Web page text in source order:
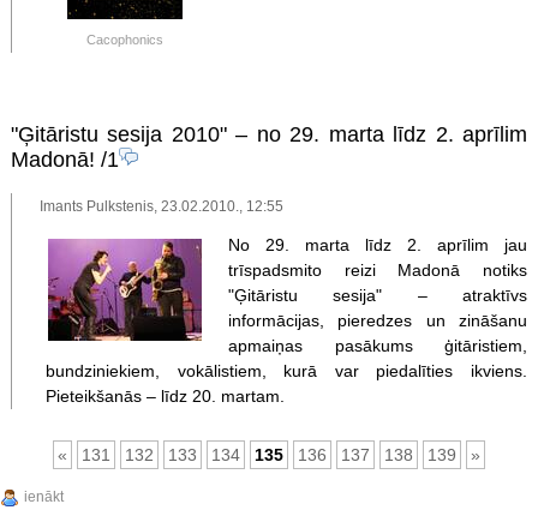
Cacophonics
"Ģitāristu sesija 2010" – no 29. marta līdz 2. aprīlim
Madonā! /1
Imants Pulkstenis, 23.02.2010., 12:55
No 29. marta līdz 2. aprīlim jau
trīspadsmito reizi Madonā notiks
"Ģitāristu sesija" – atraktīvs
informācijas, pieredzes un zināšanu
apmaiņas pasākums ģitāristiem,
bundziniekiem, vokālistiem, kurā var piedalīties ikviens.
Pieteikšanās – līdz 20. martam.
« 131 132 133 134 135 136 137 138 139 »
ienākt